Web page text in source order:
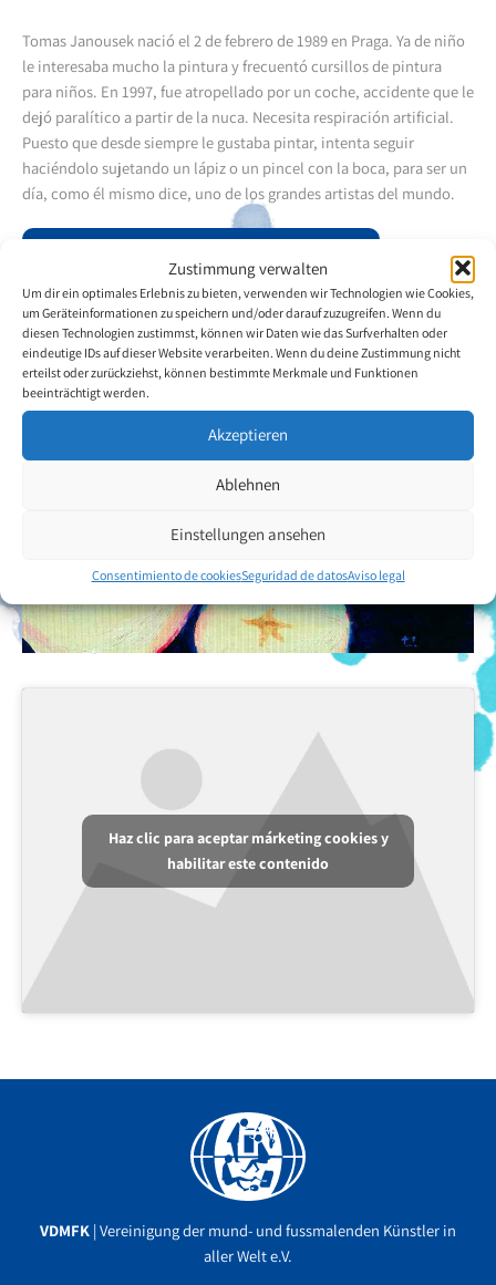
Zustimmung verwalten
Um dir ein optimales Erlebnis zu bieten, verwenden wir Technologien wie Cookies,
um Geräteinformationen zu speichern und/oder darauf zuzugreifen. Wenn du
diesen Technologien zustimmst, können wir Daten wie das Surfverhalten oder
eindeutige IDs auf dieser Website verarbeiten. Wenn du deine Zustimmung nicht
erteilst oder zurückziehst, können bestimmte Merkmale und Funktionen
beeinträchtigt werden.
Akzeptieren
Ablehnen
Einstellungen ansehen
Consentimiento de cookiesSeguridad de datosAviso legal
Tomas Janousek nació el 2 de febrero de 1989 en Praga. Ya de niño
le interesaba mucho la pintura y frecuentó cursillos de pintura
para niños. En 1997, fue atropellado por un coche, accidente que le
dejó paralítico a partir de la nuca. Necesita respiración artificial.
Puesto que desde siempre le gustaba pintar, intenta seguir
haciéndolo sujetando un lápiz o un pincel con la boca, para ser un
día, como él mismo dice, uno de los grandes artistas del mundo.
Haz clic para aceptar márketing cookies y
habilitar este contenido
VDMFK | Vereinigung der mund- und fussmalenden Künstler in
aller Welt e.V.
Facebook
YouTube
Instagram